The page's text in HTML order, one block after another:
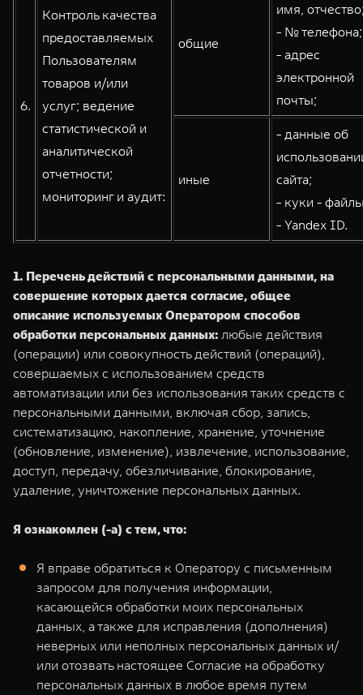
6.
Контроль качества
предоставляемых
Пользователям
товаров и/или
услуг; ведение
статистической и
аналитической
отчетности;
мониторинг и аудит:
общие
имя,
- № телефона;
- адрес
электронной
почты;
иные
- данные об
сайта;
- куки -
- Yandex ID.
1. Перечень действий с персональными данными, на
совершение которых дается согласие, общее
описание используемых Оператором способов
обработки персональных данных: любые действия
(операции) или совокупность действий (операций),
совершаемых с использованием средств
автоматизации или без использования таких средств с
персональными данными, включая сбор, запись,
систематизацию, накопление, хранение, уточнение
(обновление, изменение), извлечение, использование,
доступ, передачу, обезличивание, блокирование,
удаление, уничтожение персональных данных.
Я ознакомлен (-а) с тем, что:
Я вправе обратиться к Оператору с письменным
запросом для получения информации,
касающейся обработки моих персональных
данных, а также для исправления (дополнения)
неверных или неполных персональных данных и/
или отозвать настоящее Согласие на обработку
персональных данных в любое время путем